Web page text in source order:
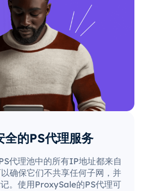
全的PS代理服务
代理池中的所有IP地址都来自
确保它们不共享任何子网，并
。使用ProxySale的PS代理可